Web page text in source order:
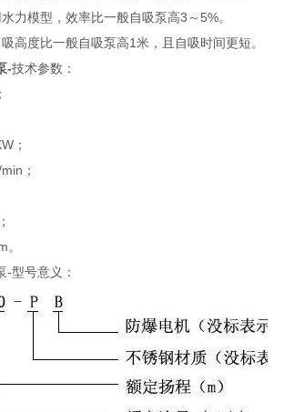
力模型，效率比一般自吸泵高3～5%。
高度比一般自吸泵高1米，且自吸时间更短。
-技术参数：
；
；
-型号意义：